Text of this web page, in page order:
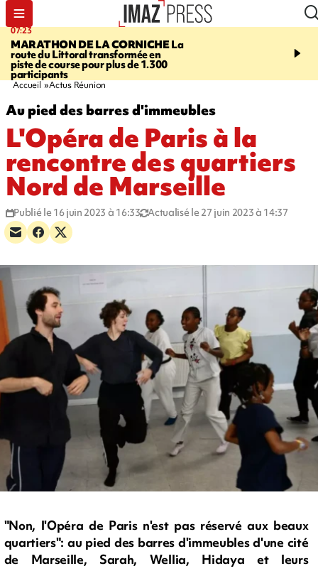
07:23
MARATHON DE LA CORNICHELa
route du Littoral transformée en
piste de course pour plus de 1.300
participants
08:37
braderie de l'océan
Accueil Actus Réunion
Au pied des barres d'immeubles
L'Opéra de Paris à la
rencontre des quartiers
Nord de Marseille
Publié le 16 juin 2023 à 16:33 Actualisé le 27 juin 2023 à 14:37
"Non, l'Opéra de Paris n'est pas réservé aux beaux
quartiers": au pied des barres d'immeubles d'une cité
de Marseille, Sarah, Wellia, Hidaya et leurs